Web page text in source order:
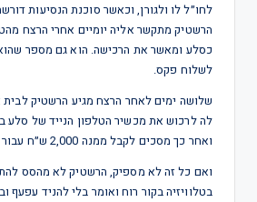
לחו״ל לו ולגורן, וכאשר סוכנת הנסיעות
הרשטיק מתקשר אליה יומיים אחרי הרצח
כסלע ומאשר את הרכישה. הוא גם מספר
לשלוח פקס.
שלושה ימים לאחר הרצח מגיע הרשטיק לבית
ואחר כך מסכים לקבל ממנה 2,000 ש״ח עבור המכשיר.
ואם כל זה לא מספיק, הרשטיק לא מהסס
בטלוויזיה בקור רוח ואומר בלי להניד עפעף